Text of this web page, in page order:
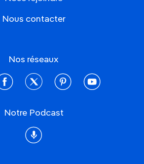
Nous contacter
Nos réseaux
twitter pinterestyoutube
Notre Podcast
Podcast